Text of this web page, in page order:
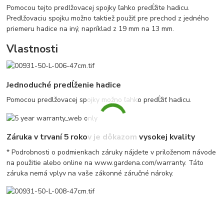
Pomocou tejto predlžovacej spojky ľahko predĺžite hadicu.
Predlžovaciu spojku možno taktiež použiť pre prechod z jedného
priemeru hadice na iný, napríklad z 19 mm na 13 mm.
Vlastnosti
Jednoduché predĺženie hadice
Pomocou predlžovacej spojky možno ľahko predĺžiť hadicu.
Záruka v trvaní 5 rokov je dôkazom vysokej kvality
* Podrobnosti o podmienkach záruky nájdete v priloženom návode
na použitie alebo online na www.gardena.com/warranty. Táto
záruka nemá vplyv na vaše zákonné záručné nároky.